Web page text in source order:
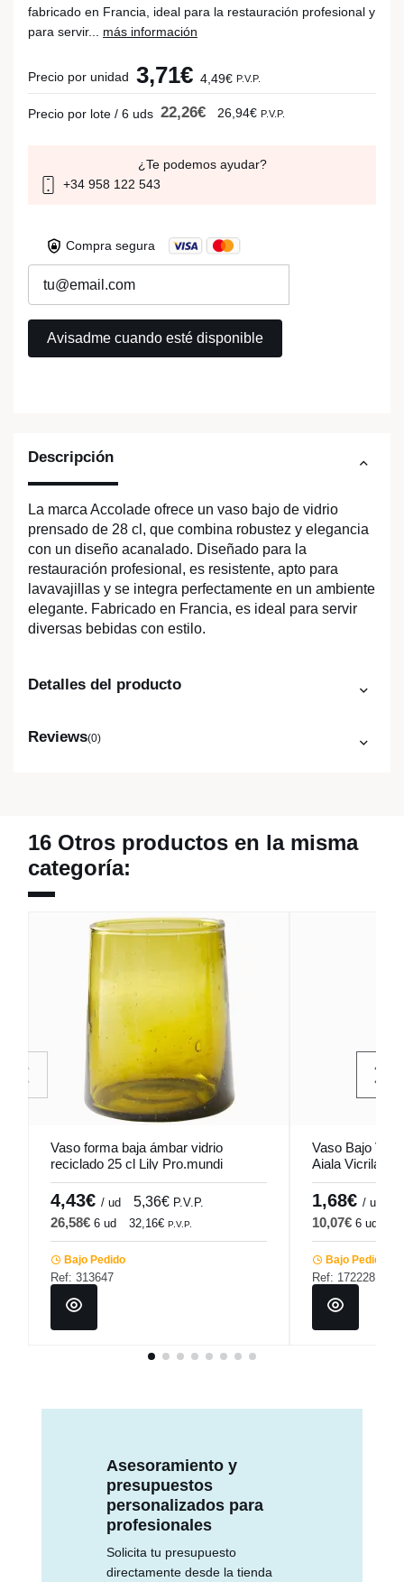
Descripción
La marca Accolade ofrece un vaso bajo de vidrio
prensado de 28 cl, que combina robustez y elegancia
con un diseño acanalado. Diseñado para la
restauración profesional, es resistente, apto para
lavavajillas y se integra perfectamente en un ambiente
elegante. Fabricado en Francia, es ideal para servir
diversas bebidas con estilo.
Detalles del producto
Reviews(0)
fabricado en Francia, ideal para la restauración profesional y
para servir... más información
Precio por unidad 3,71€ 4,49€ P.V.P.
Precio por lote / 6 uds 22,26€ 26,94€ P.V.P.
¿Te podemos ayudar?
+34 958 122 543
Compra segura
16 Otros productos en la misma
categoría:
Vaso forma baja ámbar vidrio
reciclado 25 cl Lily Pro.mundi
4,43€ / ud 5,36€ P.V.P.
26,58€ 6 ud 32,16€ P.V.P.
Bajo Pedido
Ref: 313647
Vaso Bajo
Aiala Vicrila
1,68€ / ud
10,07€ 6 ud
Bajo Pedido
Ref: 172228
Asesoramiento y
presupuestos
personalizados para
profesionales
Solicita tu presupuesto
directamente desde la tienda